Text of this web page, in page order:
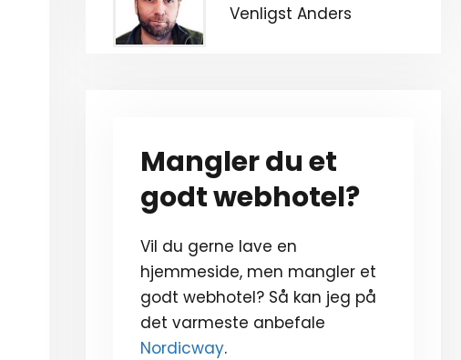
Venligst Anders
Mangler du et
godt webhotel?
Vil du gerne lave en
hjemmeside, men mangler et
godt webhotel? Så kan jeg på
det varmeste anbefale
Nordicway.